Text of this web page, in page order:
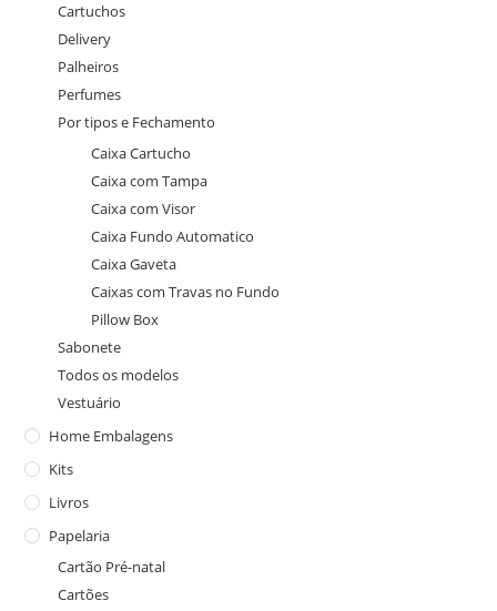
Cartuchos
Delivery
Palheiros
Perfumes
Por tipos e Fechamento
Caixa Cartucho
Caixa com Tampa
Caixa com Visor
Caixa Fundo Automatico
Caixa Gaveta
Caixas com Travas no Fundo
Pillow Box
Sabonete
Todos os modelos
Vestuário
Home Embalagens
Kits
Livros
Papelaria
Cartão Pré-natal
Cartões